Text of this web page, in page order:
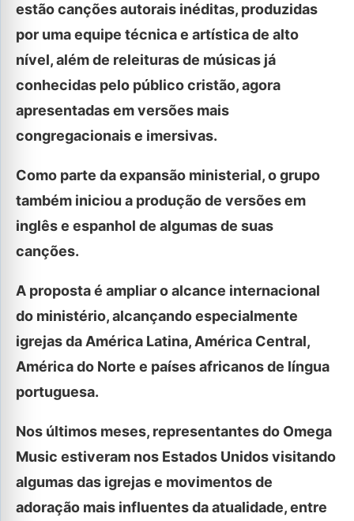
estão canções autorais inéditas, produzidas
por uma equipe técnica e artística de alto
nível, além de releituras de músicas já
conhecidas pelo público cristão, agora
apresentadas em versões mais
congregacionais e imersivas.
Como parte da expansão ministerial, o grupo
também iniciou a produção de versões em
inglês e espanhol de algumas de suas
canções.
A proposta é ampliar o alcance internacional
do ministério, alcançando especialmente
igrejas da América Latina, América Central,
América do Norte e países africanos de língua
portuguesa.
Nos últimos meses, representantes do Omega
Music estiveram nos Estados Unidos visitando
algumas das igrejas e movimentos de
adoração mais influentes da atualidade, entre